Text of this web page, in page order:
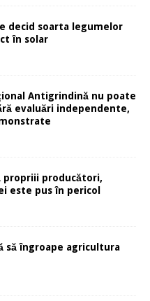
decid soarta legumelor
în solar
Antigrindină nu poate
evaluări independente,
propriii producători,
este pus în pericol
să îngroape agricultura